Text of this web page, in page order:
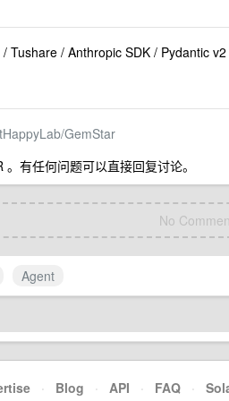
Tushare / Anthropic SDK / Pydantic
GemStar
有任何问题可以直接回复讨论。
No
Agent
· Blog · API · FAQ ·